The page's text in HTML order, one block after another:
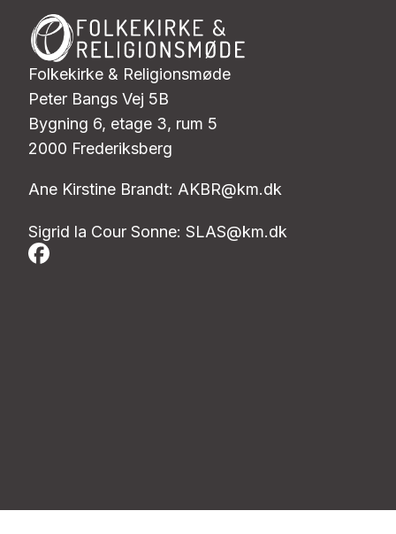
Folkekirke & Religionsmøde
Peter Bangs Vej 5B
Bygning 6, etage 3, rum 5
2000 Frederiksberg
Ane Kirstine Brandt: AKBR@km.dk
Sigrid la Cour Sonne: SLAS@km.dk